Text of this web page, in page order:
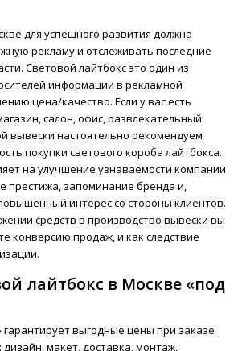
для успешного развития должна
рекламу и отслеживать последние
Световой лайтбокс это один из
информации в рекламной
цена/качество. Если у вас есть
салон, офис, развлекательный
вывески настоятельно рекомендуем
покупки светового короба лайтбокса.
на улучшение узнаваемости компании
престижа, запоминание бренда и,
интерес со стороны клиентов.
средств в производство вывески вы
конверсию продаж, и как следствие
лайтбокс в Москве «под
гарантирует выгодные цены при заказе
дизайн, макет, доставка, монтаж,